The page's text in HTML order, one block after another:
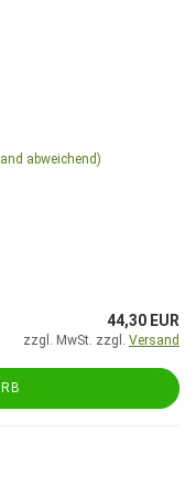
abweichend)
44,30 EUR
zzgl. MwSt. zzgl. Versand